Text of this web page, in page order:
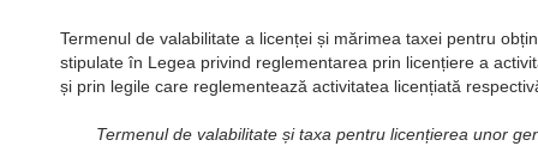
Termenul de valabilitate a licenței și mărimea taxei pentru
stipulate în Legea privind reglementarea prin licențiere a
și prin legile care reglementează activitatea licențiată
Termenul de valabilitate și taxa pentru licențierea unor